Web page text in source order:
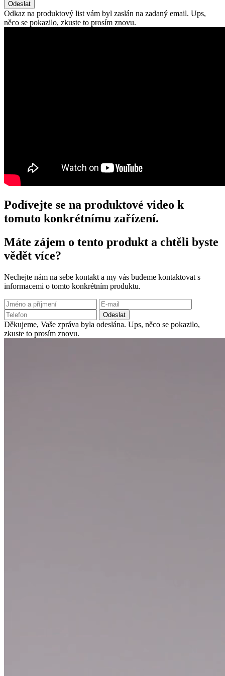
Odeslat
Odkaz na produktový list vám byl zaslán na zadaný email. Ups,
něco se pokazilo, zkuste to prosím znovu.
Podívejte se na produktové video k
tomuto konkrétnímu zařízení.
Máte zájem o tento produkt a chtěli byste
vědět více?
Nechejte nám na sebe kontakt a my vás budeme kontaktovat s
informacemi o tomto konkrétním produktu.
Odeslat
Děkujeme, Vaše zpráva byla odeslána. Ups, něco se pokazilo,
zkuste to prosím znovu.